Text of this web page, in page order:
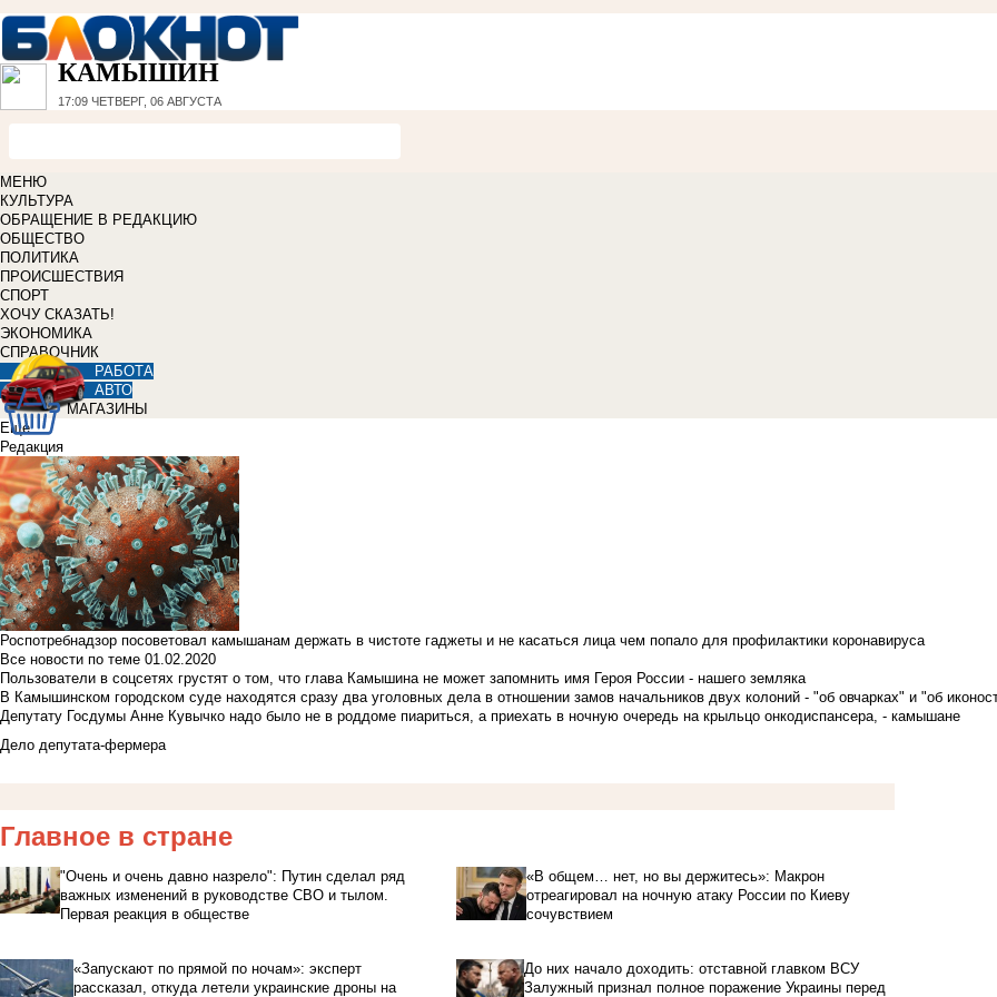
КАМЫШИН
17:09 ЧЕТВЕРГ, 06 АВГУСТА
МЕНЮ
КУЛЬТУРА
ОБРАЩЕНИЕ В РЕДАКЦИЮ
ОБЩЕСТВО
ПОЛИТИКА
ПРОИСШЕСТВИЯ
СПОРТ
ХОЧУ СКАЗАТЬ!
ЭКОНОМИКА
СПРАВОЧНИК
РАБОТА
АВТО
МАГАЗИНЫ
Еще
Редакция
Роспотребнадзор посоветовал камышанам держать в чистоте гаджеты и не касаться лица чем попало для профилактики коронавируса
Все новости по теме 01.02.2020
Пользователи в соцсетях грустят о том, что глава Камышина не может запомнить имя Героя России - нашего земляка
В Камышинском городском суде находятся сразу два уголовных дела в отношении замов начальников двух колоний - "об овчарках" и "об
Депутату Госдумы Анне Кувычко надо было не в роддоме пиариться, а приехать в ночную очередь на крыльцо онкодиспансера, - камышане
Дело депутата-фермера
Главное в стране
"Очень и очень давно назрело": Путин сделал ряд
важных изменений в руководстве СВО и тылом.
Первая реакция в обществе
«В общем… нет, но вы держитесь»: Макрон
отреагировал на ночную атаку России по Киеву
сочувствием
«Запускают по прямой по ночам»: эксперт
рассказал, откуда летели украинские дроны на
До них начало доходить: отставной главком ВСУ
Залужный признал полное поражение Украины перед